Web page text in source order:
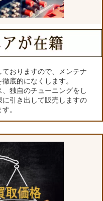
おりますので、メンテナ
底的になくします。
独自のチューニングをし
引き出して販売しますの
。